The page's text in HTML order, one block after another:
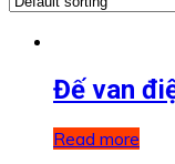
Đế van
Read more